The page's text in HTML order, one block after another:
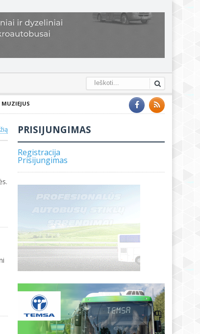
MUZIEJUS
PRISIJUNGIMAS
Registracija
Prisijungimas